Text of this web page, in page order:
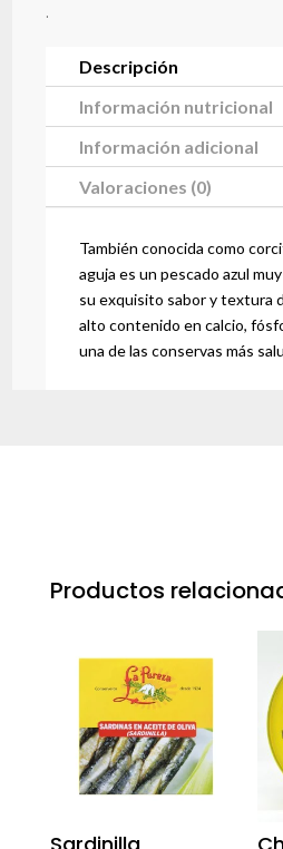
.
Descripción
Información nutricional
Información adicional
Valoraciones (0)
También conocida como
aguja es un pescado azul
su exquisito sabor y textura
alto contenido en calcio,
una de las conservas más
Productos